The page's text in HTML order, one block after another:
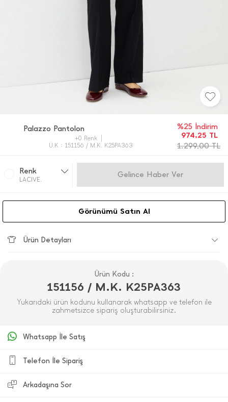
Palazzo Pantolon
+0 Renk
Ü.K : 151156 / M.K. K25PA363
%25 İndirim
974,25 TL
1.299,00TL
Renk
LACIVE.
Gelince Haber Ver
Görünümü Satın Al
Ürün Detayları
Ürün Kodu :
151156 / M.K. K25PA363
Yukarıdaki ürün kodunu kullanarak whatsapp ve telefon ile
zahmetsizce sipariş oluşturabilirsiniz.
Whatsapp İle Satış
Telefon İle Sipariş
Arkadaşına Sor